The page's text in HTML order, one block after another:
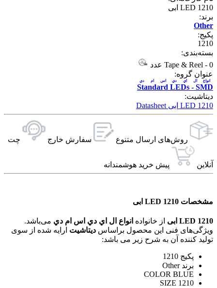
LED 1210 ابی
برند:
Other
پکیج:
1210
بسته‌بندی:
Tape & Reel - 0 عدد
عنوان گروه:
Standard LEDs - SMD
انواع ال اي دي اس ام دي
دیتاشیت:
LED 1210 ابی Datasheet
روش‌های ارسال‌ متنوع سفارش خارج چت
آنلاین پیش خرید هوشمندانه
مشخصات LED 1210 ابی
LED 1210 ابی از خانواده انواع ال اي دي اس ام دي می‌باشد.
ویژگی‌های فنی این محصول براساس دیتاشیت ارایه شده از سوی
تولید کننده آن به شرح زیر می باشد:
پکیج 1210
برند Other
COLOR BLUE
SIZE 1210